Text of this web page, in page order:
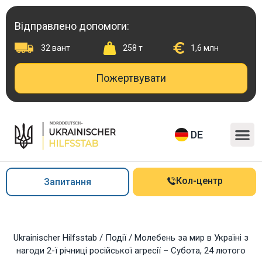
Перейти
до
вмістуВідправлено допомоги:
32 вант 258 т 1,6 млн
Пожертвувати
DE
Запитання Кол-центр
Ukrainischer Hilfsstab / Події / Молебень за мир в Україні з
нагоди 2-ї річниці російської агресії – Субота, 24 лютого